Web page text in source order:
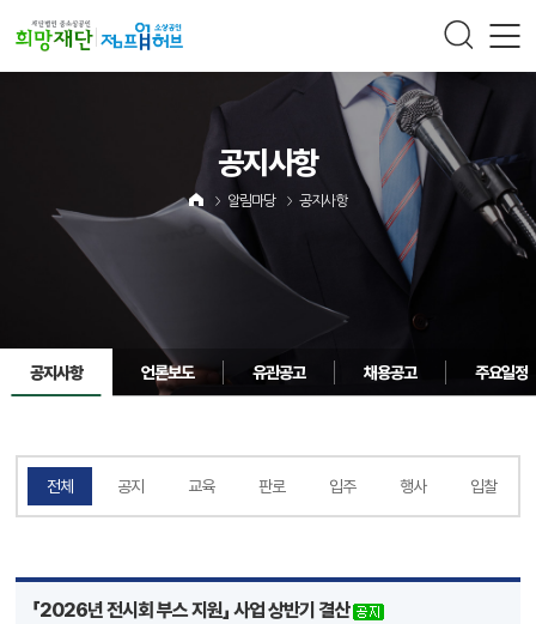
공지사항
알림마당 공지사항
공지사항 언론보도 유관공고 채용공고 주요일정
전체 공지 교육 판로 입주 행사 입찰
「2026년 전시회 부스 지원」 사업 상반기 결산